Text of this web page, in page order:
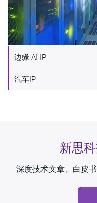
边缘 AI IP
边缘 AI IP
汽车IP
新思
深度技术文章、白皮